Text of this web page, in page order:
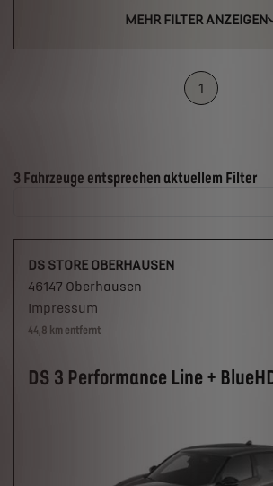
MEHR FILTER ANZEIGEN
1
Suchergebnisse
3 Fahrzeuge entsprechen aktuellem Filter
44,8 km entfernt
DS 3 Performance Line +
DS STORE OBERHAUSEN
46147 Oberhausen
Impressum